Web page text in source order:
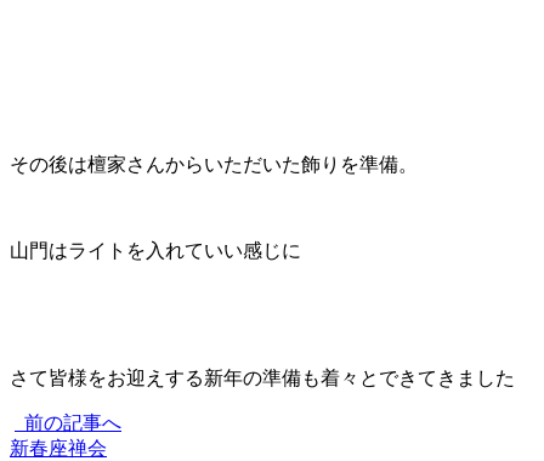
その後は檀家さんからいただいた飾りを準備。
山門はライトを入れていい感じに
さて皆様をお迎えする新年の準備も着々とできてきました
前の記事へ
新春座禅会